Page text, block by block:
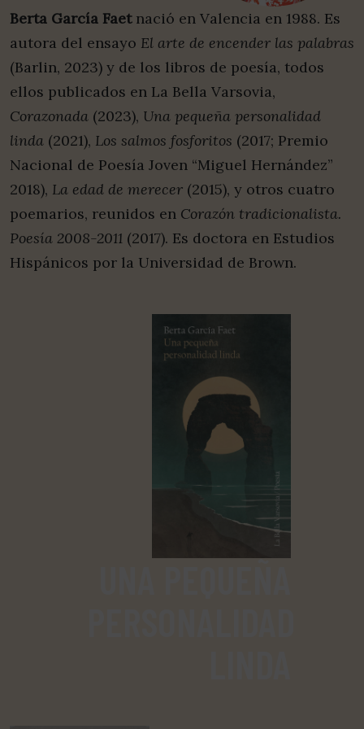
Berta García Faetnació en Valencia en 1988. Es
autora del ensayo El arte de encender las palabras
(Barlin, 2023) y de los libros de poesía, todos
ellos publicados en La Bella Varsovia,
Corazonada (2023), Una pequeña personalidad
linda (2021), Los salmos fosforitos (2017; Premio
Nacional de Poesía Joven “Miguel Hernández”
2018), La edad de merecer (2015), y otros cuatro
poemarios, reunidos en Corazón tradicionalista.
Poesía 2008-2011 (2017). Es doctora en Estudios
Hispánicos por la Universidad de Brown.